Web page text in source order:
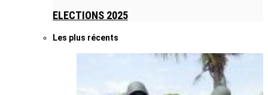
ELECTIONS 2025
Les plus récents